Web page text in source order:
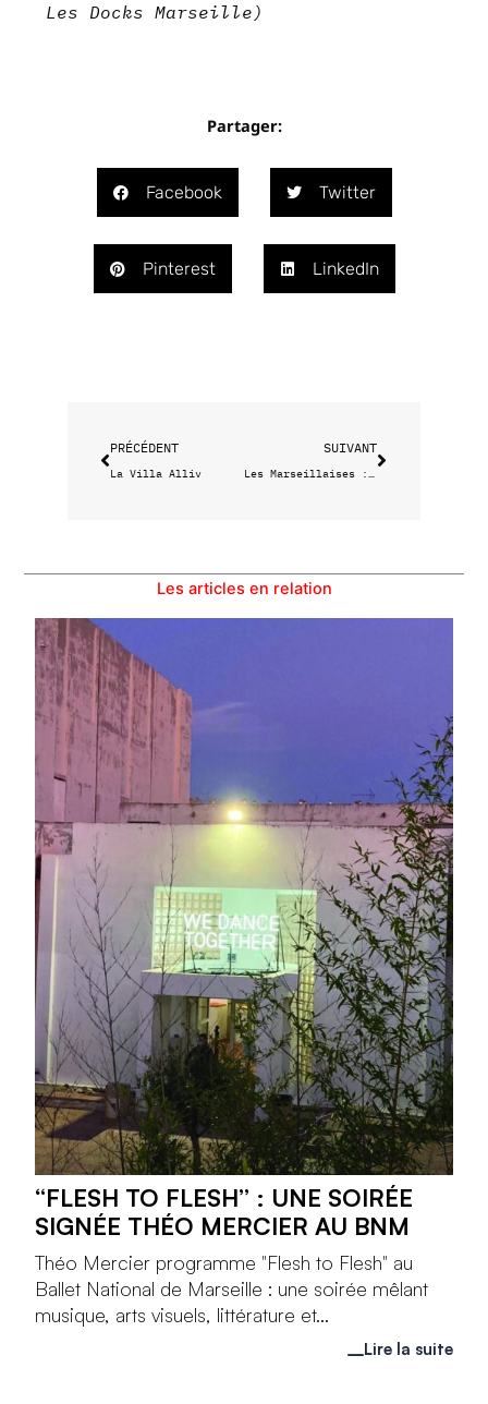
Les Docks Marseille)
Partager:
Facebook Twitter
Pinterest LinkedIn
PRÉCÉDENT
La Villa Alliv
SUIVANT
Les Marseillaises : le clip vidéo
Les articles en relation
“FLESH TO FLESH” : UNE SOIRÉE
SIGNÉE THÉO MERCIER AU BNM
Théo Mercier programme "Flesh to Flesh" au
Ballet National de Marseille : une soirée mêlant
musique, arts visuels, littérature et...
Lire la suite